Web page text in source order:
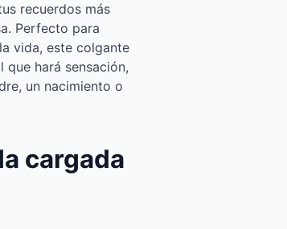
recuerdos más
Perfecto para
vida, este colgante
hará sensación,
un nacimiento o
cargada